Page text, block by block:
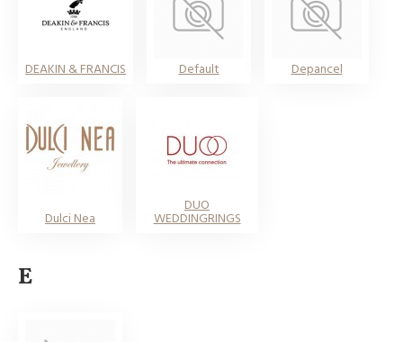
DEAKIN & FRANCIS Default Depancel
Dulci Nea
DUO
WEDDINGRINGS
E